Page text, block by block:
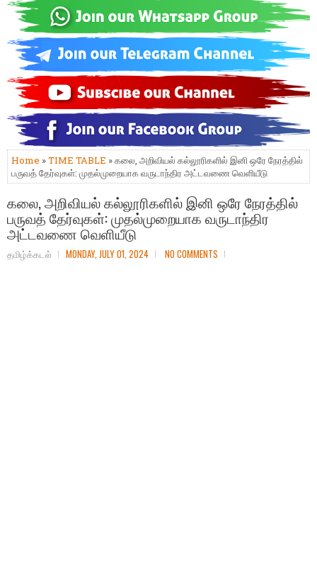
Home »TIME TABLE » கலை, அறிவியல் கல்லூரிகளில் இனி ஒரே நேரத்தில்
பருவத் தேர்வுகள்: முதல்முறையாக வருடாந்திர அட்டவணை வெளியீடு
கலை, அறிவியல் கல்லூரிகளில் இனி ஒரே நேரத்தில்
பருவத் தேர்வுகள்: முதல்முறையாக வருடாந்திர
அட்டவணை வெளியீடு
தமிழ்க்கடல் MONDAY, JULY 01, 2024 NO COMMENTS